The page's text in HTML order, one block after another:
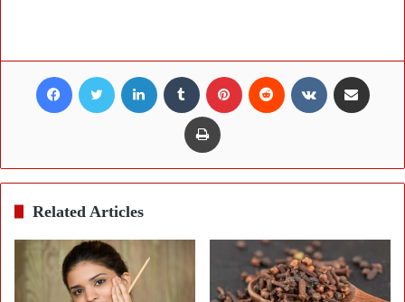
Facebook Twitter LinkedIn Tumblr Pinterest Reddit VKontakte
Print
Related Articles